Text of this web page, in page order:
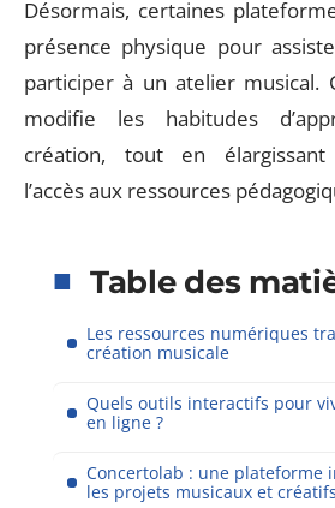
Désormais, certaines
présence physique pour
participer à un atelier musical.
modifie les habitudes
création, tout en élargissant
l’accès aux ressources
Table des
Les ressources numériques
création musicale
Quels outils interactifs pour
en ligne ?
Concertolab : une plateforme
les projets musicaux et créatifs